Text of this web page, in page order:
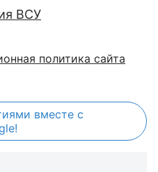
ВСУ
политика сайта
вместе с